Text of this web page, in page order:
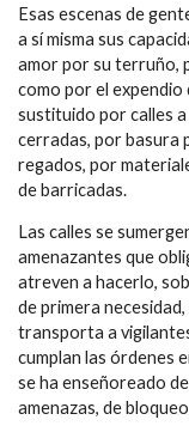
Esas escenas de
a sí misma sus
amor por su terruño,
como por el expendio
sustituido por calles
cerradas, por basura
regados, por
de barricadas.
Las calles se
amenazantes que
atreven a hacerlo,
de primera
transporta a
cumplan las órdenes
se ha enseñoreado
amenazas, de